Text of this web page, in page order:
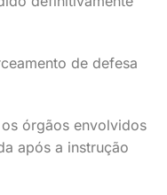
de defesa
órgãos envolvidos
após a instrução